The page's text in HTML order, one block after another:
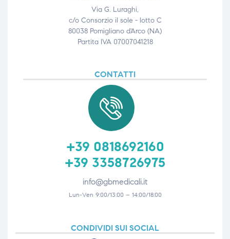
Via G. Luraghi,
c/o Consorzio il sole - lotto C
80038 Pomigliano d'Arco (NA)
Partita IVA 07007041218
CONTATTI
+39 0818692160
+39 3358726975
info@gbmedicali.it
Lun-Ven 9:00/13:00 – 14:00/18:00
CONDIVIDI SUI SOCIAL